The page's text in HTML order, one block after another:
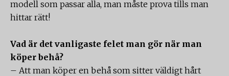
modell som passar alla, man måste prova tills man
hittar rätt!
Vad är det vanligaste felet man gör när man
köper behå?
– Att man köper en behå som sitter väldigt hårt